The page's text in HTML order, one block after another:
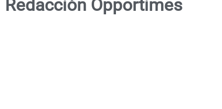
Redacción Opportimes